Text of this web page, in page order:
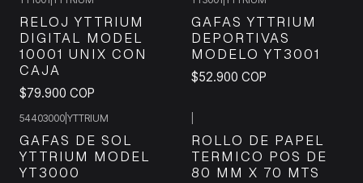
RELOJ YTTRIUM
DIGITAL MODEL
10001 UNIX CON
CAJA
$79.900 COP
GAFAS YTTRIUM
DEPORTIVAS
MODELO YT3001
$52.900 COP
54403000 YTTRIUM
GAFAS DE SOL
YTTRIUM MODEL
YT3000
ROLLO DE PAPEL
TERMICO POS DE
80 MM X 70 MTS